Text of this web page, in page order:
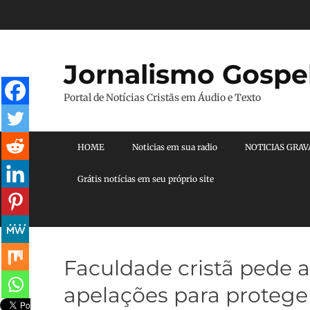
para
Jornalismo
Portal de Notícias Cristãs em Áudio e Texto
Menu principal
HOME Noticias em sua radio NOTICIAS
Grátis notícias em seu próprio site
Faculdade cristã pede
apelações para